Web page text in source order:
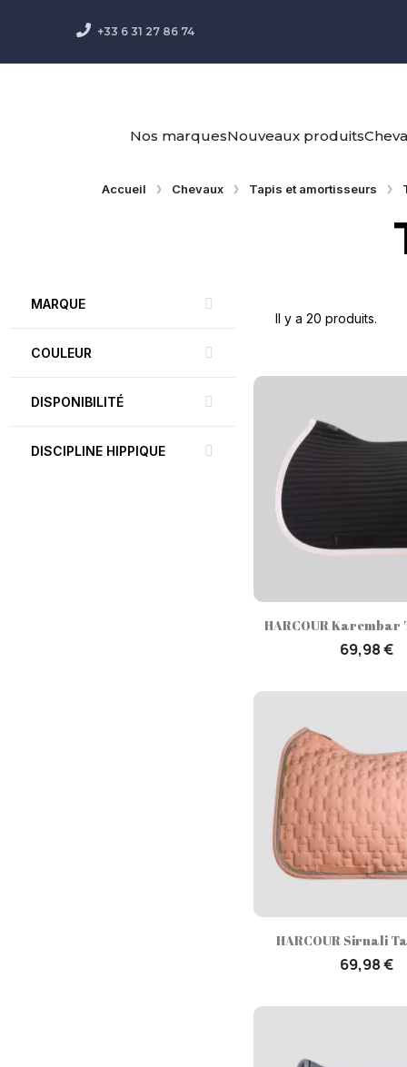
+33 6 31 27 86 74
Nos marquesNouveaux produits
Accueil Chevaux Tapis et amortisseurs
MARQUE
COULEUR
DISPONIBILITÉ
DISCIPLINE HIPPIQUE
Il y a 20 produits.
Aperçu
HARCOUR Karembar
69,98 €
Aperçu
HARCOUR Sirnali
69,98 €